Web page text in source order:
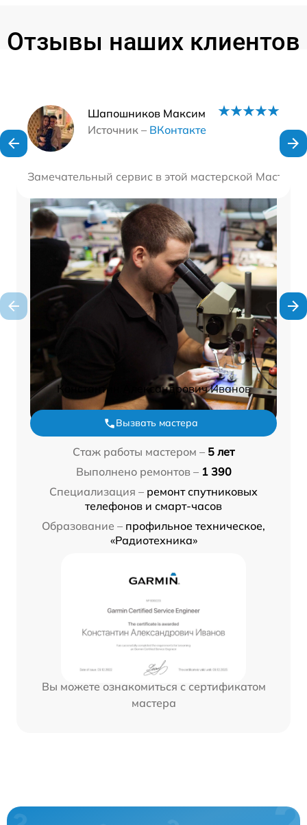
Отзывы наших клиентов
Шапошников Максим
Источник – ВКонтакте
Замечательный сервис в этой мастерской
Наши мастера
Константин Александрович Иванов
Вызвать мастера
Стаж работы мастером – 5 лет
Выполнено ремонтов – 1 390
Специализация – ремонт спутниковых
телефонов и смарт-часов
Образование – профильное техническое,
«Радиотехника»
Вы можете ознакомиться с сертификатом
мастера